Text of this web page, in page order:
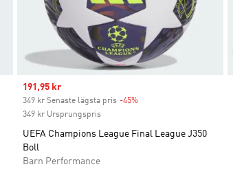
Sale price
191,95 kr
349 kr Senaste lägsta pris -45%
349 kr Ursprungspris
UEFA Champions League Final League J350
Boll
Barn Performance